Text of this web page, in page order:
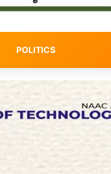
POLITICS